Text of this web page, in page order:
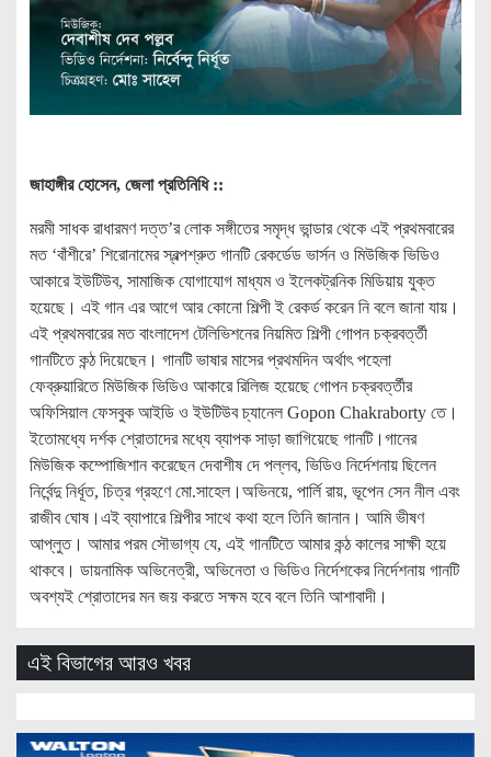
জাহাঙ্গীর হোসেন, জেলা প্রতিনিধি ::
মরমী সাধক রাধারমণ দত্ত’র লোক সঙ্গীতের সমৃদ্ধ ভান্ডার থেকে এই প্রথমবারের
মত ‘বাঁশীরে’ শিরোনামের স্বল্পশ্রুত গানটি রেকর্ডেড ভার্সন ও মিউজিক ভিডিও
আকারে ইউটিউব, সামাজিক যোগাযোগ মাধ্যম ও ইলেকট্রনিক মিডিয়ায় যুক্ত
হয়েছে। এই গান এর আগে আর কোনো শিল্পী ই রেকর্ড করেন নি বলে জানা যায়।
এই প্রথমবারের মত বাংলাদেশ টেলিভিশনের নিয়মিত শিল্পী গোপন চক্রবর্ত্তী
গানটিতে কন্ঠ দিয়েছেন। গানটি ভাষার মাসের প্রথমদিন অর্থাৎ পহেলা
ফেব্রুয়ারিতে মিউজিক ভিডিও আকারে রিলিজ হয়েছে গোপন চক্রবর্ত্তীর
অফিসিয়াল ফেসবুক আইডি ও ইউটিউব চ্যানেল Gopon Chakraborty তে।
ইতোমধ্যে দর্শক শ্রোতাদের মধ্যে ব্যাপক সাড়া জাগিয়েছে গানটি।গানের
মিউজিক কম্পোজিশান করেছেন দেবাশীষ দে পল্লব, ভিডিও নির্দেশনায় ছিলেন
নির্বেন্দু নির্ধূত, চিত্র গ্রহণে মো.সাহেল।অভিনয়ে, পার্লি রায়, ভূপেন সেন নীল এবং
রাজীব ঘোষ।এই ব্যাপারে শিল্পীর সাথে কথা হলে তিনি জানান। আমি ভীষণ
আপ্লুত। আমার পরম সৌভাগ্য যে, এই গানটিতে আমার কন্ঠ কালের সাক্ষী হয়ে
থাকবে। ডায়নামিক অভিনেত্রী, অভিনেতা ও ভিডিও নির্দেশকের নির্দেশনায় গানটি
অবশ্যই শ্রোতাদের মন জয় করতে সক্ষম হবে বলে তিনি আশাবাদী।
এই বিভাগের আরও খবর